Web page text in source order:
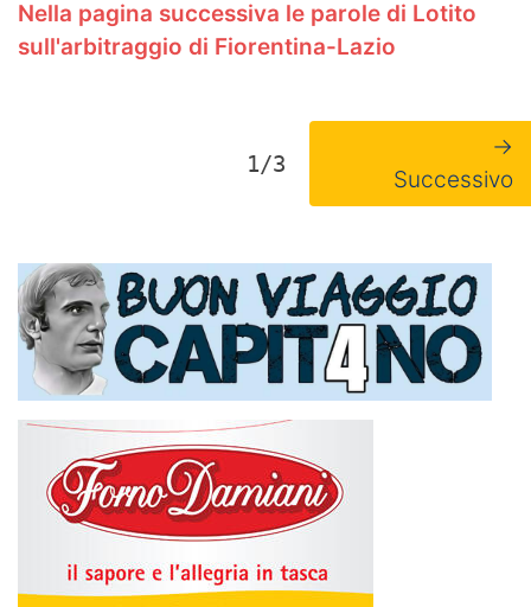
Nella pagina successiva le parole di Lotito
sull'arbitraggio di Fiorentina-Lazio
1/3
→
Successivo